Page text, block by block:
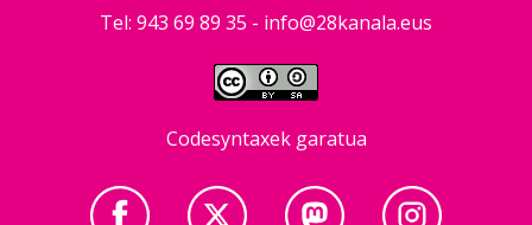
Tel: 943 69 89 35 - info@28kanala.eus
Codesyntaxek garatua